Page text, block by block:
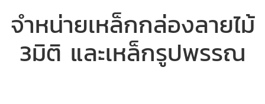
จำหน่ายเหล็กกล่องลายไม้
3มิติ และเหล็กรูปพรรณ